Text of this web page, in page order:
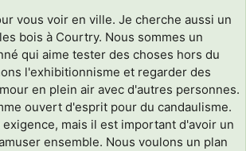
vous voir en ville. Je cherche aussi un
bois à Courtry. Nous sommes un
qui aime tester des choses hors du
l'exhibitionnisme et regarder des
en plein air avec d'autres personnes.
ouvert d'esprit pour du candaulisme.
exigence, mais il est important d'avoir un
ensemble. Nous voulons un plan